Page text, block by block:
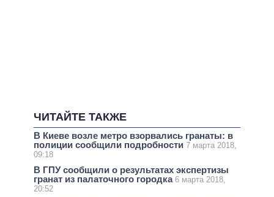
ЧИТАЙТЕ ТАКЖЕ
В Киеве возле метро взорвались гранаты: в
полиции сообщили подробности 7 марта 2018,
09:18
В ГПУ сообщили о результатах экспертизы
гранат из палаточного городка 6 марта 2018,
20:52